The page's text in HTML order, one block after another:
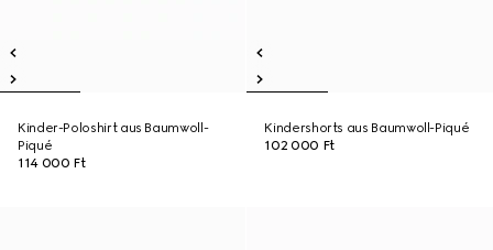
Kinder-Poloshirt aus Baumwoll-
Piqué
114 000 Ft
Kindershorts aus Baumwoll-Piqué
102 000 Ft